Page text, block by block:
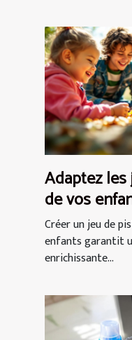
Adaptez
de vos
pratiques
Créer un jeu de
enfants garantit
enrichissante...